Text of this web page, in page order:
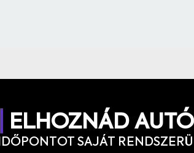
ELHOZNÁD
SAJÁT